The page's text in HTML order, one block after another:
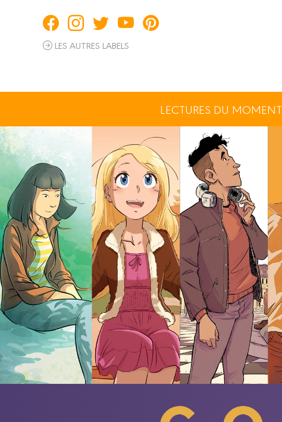
LES AUTRES LABELS
LECTURES DU MOMENT